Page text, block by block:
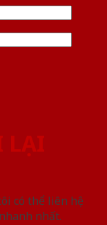
LẠI
có thể liên hệ
nhất.